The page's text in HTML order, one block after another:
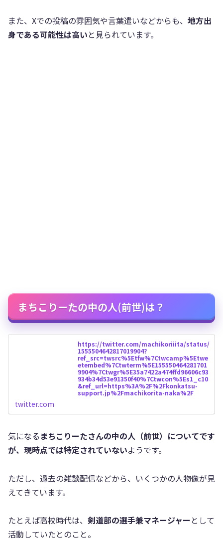
また、Xでの投稿の雰囲気や言葉遣いなどからも、 地方出
身である可能性は高いと見られています。
まちこりーたの中の人(前世)は？
https://twitter.com/machikoriiita/status/
1555504642817019904?
ref_src=twsrc%5Etfw%7Ctwcamp%5Etwe
etembed%7Ctwterm%5E155550464281701
9904%7Ctwgr%5E35a7422a474ffd96606c93
934b34d53e91350f40%7Ctwcon%5Es1_c10
&ref_url=https%3A%2F%2Fkonkatsu-
support.jp%2Fmachikorita-naka%2F
twitter.com
気になる まちこりーたさんの中の人（前世）についてです
が、現時点では特定されていないようです。
ただし、過去の雑談配信などから、いくつかの人物像が見
えてきています。
たとえば高校時代は、 剣道部の選手兼マネージャー として
活動していたとのこと。